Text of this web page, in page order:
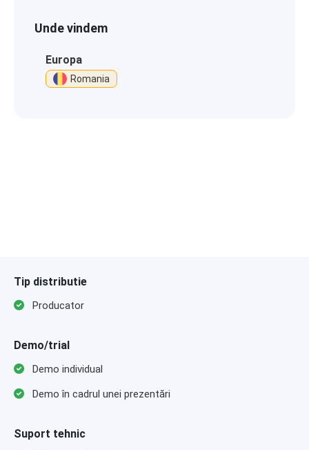
Unde vindem
Europa
Romania
Tip distributie
Producator
Demo/trial
Demo individual
Demo în cadrul unei prezentări
Suport tehnic